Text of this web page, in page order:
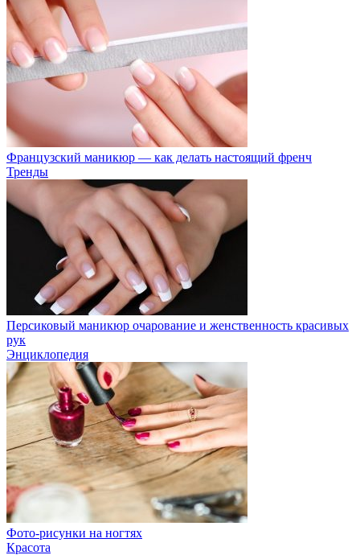
Французский маникюр — как делать настоящий френч
Тренды
Персиковый маникюр очарование и женственность красивых
рук
Энциклопедия
Фото-рисунки на ногтях
Красота